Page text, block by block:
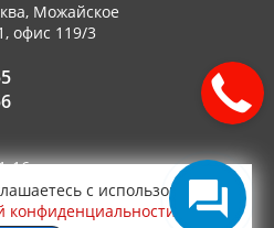
, Можайское
офис 119/3
16
с использованием
конфиденциальности